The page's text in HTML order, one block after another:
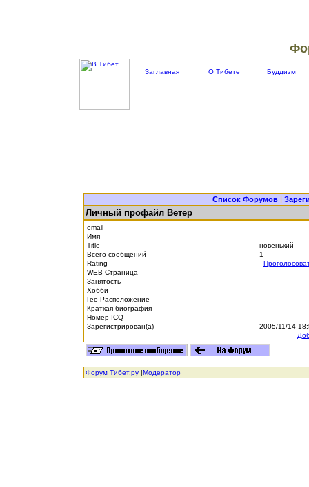
Заглавная О Тибете Буддизм
Список Форумов |
Личный профайл Ветер
email
Имя
Title
новенький
Всего сообщений
1
Rating
WEB-Страница
Занятость
Хобби
Гео Расположение
Краткая биография
Номер ICQ
Зарегистрирован(а)
2005/11/14
Форум Тибет.ру |Модератор